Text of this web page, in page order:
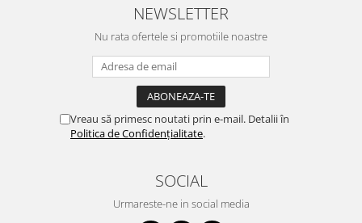
NEWSLETTER
Nu rata ofertele si promotiile noastre
Vreau să primesc noutati prin e-mail. Detalii în
Politica de Confidențialitate.
SOCIAL
Urmareste-ne in social media